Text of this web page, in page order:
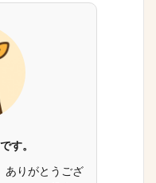
す。
ありがとうござ